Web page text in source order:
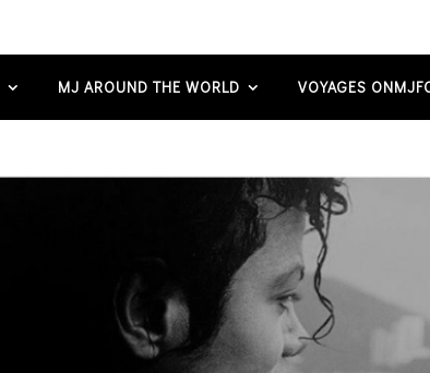
MJ AROUND THE WORLD VOYAGES